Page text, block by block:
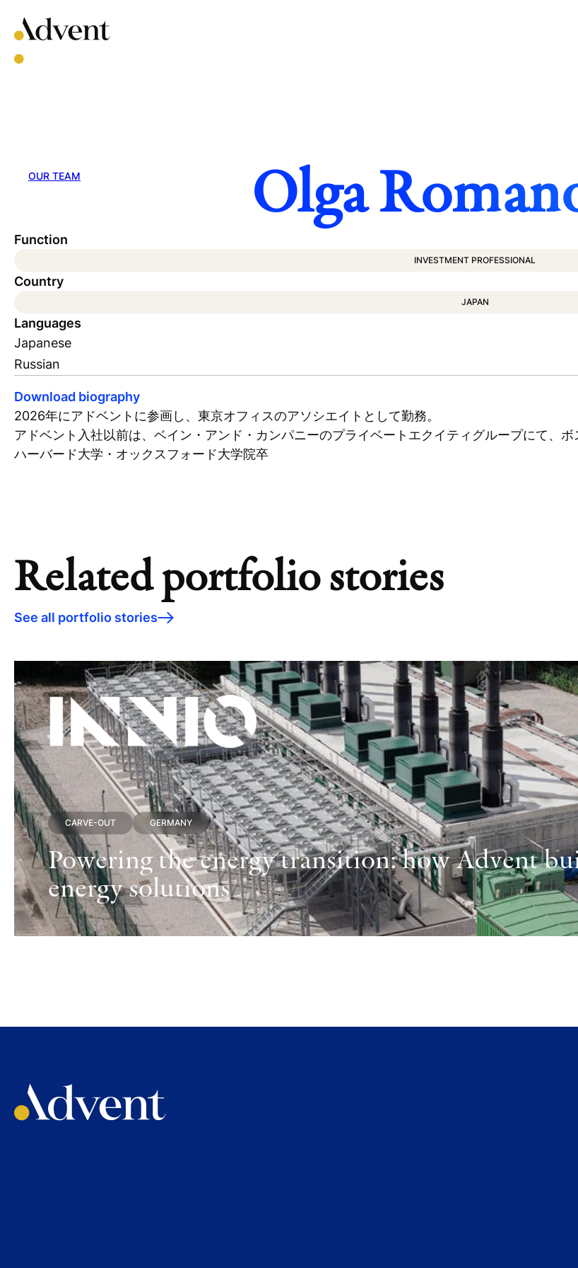
OUR TEAM Olga
Function
INVESTMENT PROFESSIONAL
Country
JAPAN
Languages
Japanese
Russian
Download biography
2026年にアドベントに参画し、東京オフィスのアソシエイトとして勤務。
アドベント入社以前は、ベイン・アンド・カンパニーのプライベートエクイティグループにて、ボ
ハーバード大学・オックスフォード大学院卒
Related portfolio stories
See all portfolio stories
CARVE-OUT GERMANY
Powering the energy transition: how Advent
energy solutions